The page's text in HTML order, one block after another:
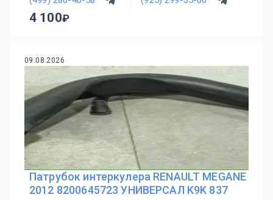
4 100
09.08.2026
Патрубок интеркулера RENAULT MEGANE
2012 8200645723 УНИВЕРСАЛ K9K 837